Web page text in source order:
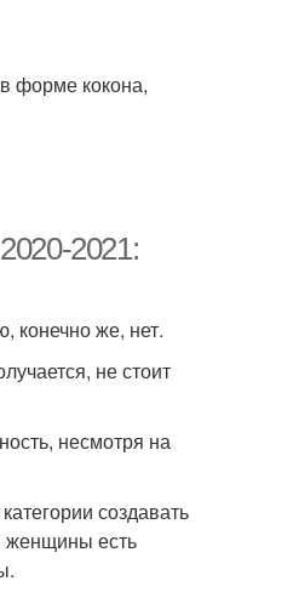
форме кокона,
2021:
конечно же, нет.
не стоит
несмотря на
создавать
женщины есть